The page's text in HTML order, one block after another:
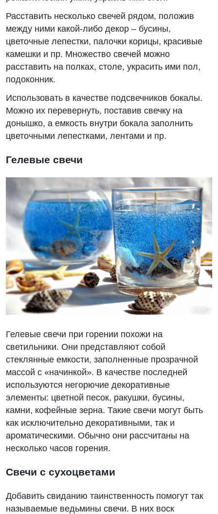
Расставить несколько свечей рядом, положив
между ними какой-либо декор – бусины,
цветочные лепестки, палочки корицы, красивые
камешки и пр. Множество свечей можно
расставить на полках, столе, украсить ими пол,
подоконник.
Использовать в качестве подсвечников бокалы.
Можно их перевернуть, поставив свечку на
донышко, а емкость внутри бокала заполнить
цветочными лепестками, лентами и пр.
Гелевые свечи
Гелевые свечи при горении похожи на
светильники. Они представляют собой
стеклянные емкости, заполненные прозрачной
массой с «начинкой». В качестве последней
используются негорючие декоративные
элементы: цветной песок, ракушки, бусины,
камни, кофейные зерна. Такие свечи могут быть
как исключительно декоративными, так и
ароматическими. Обычно они рассчитаны на
несколько часов горения.
Свечи с сухоцветами
Добавить свиданию таинственность помогут так
называемые ведьмины свечи. В них воск